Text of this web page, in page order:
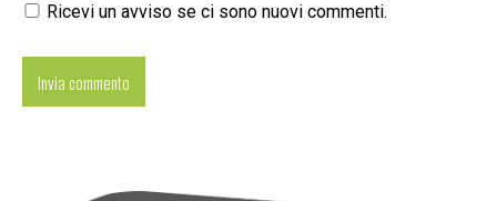
Ricevi un avviso se ci sono nuovi commenti.